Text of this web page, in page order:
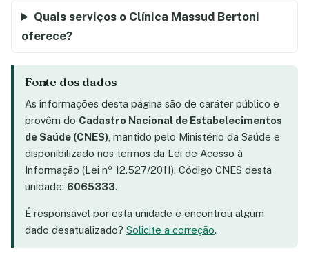
Quais serviços o Clínica Massud Bertoni
oferece?
Fonte dos dados
As informações desta página são de caráter público e
provêm do Cadastro Nacional de Estabelecimentos
de Saúde (CNES) , mantido pelo Ministério da Saúde e
disponibilizado nos termos da Lei de Acesso à
Informação (Lei nº 12.527/2011). Código CNES desta
unidade: 6065333.
É responsável por esta unidade e encontrou algum
dado desatualizado? Solicite a correção.